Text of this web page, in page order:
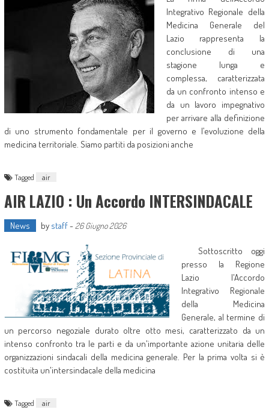
Integrativo Regionale della
Medicina Generale del
Lazio rappresenta la
conclusione di una
stagione lunga e
complessa, caratterizzata
da un confronto intenso e
da un lavoro impegnativo
per arrivare alla definizione
di uno strumento fondamentale per il governo e l’evoluzione della
medicina territoriale. Siamo partiti da posizioni anche
Tagged air
AIR LAZIO : Un Accordo INTERSINDACALE
News by staff- 26 Giugno 2026
Sottoscritto oggi
presso la Regione
Lazio l'Accordo
Integrativo Regionale
della Medicina
Generale, al termine di
un percorso negoziale durato oltre otto mesi, caratterizzato da un
intenso confronto tra le parti e da un'importante azione unitaria delle
organizzazioni sindacali della medicina generale. Per la prima volta si è
costituita un'intersindacale della medicina
Tagged air